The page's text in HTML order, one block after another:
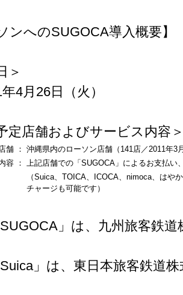
ンへのSUGOCA導入概要】
＞
4月26日（火）
定店舗およびサービス内容
舗 ： 沖縄県内のローソン店舗（141店／2011年3
容 ： 上記店舗での「SUGOCA」によるお支払い
（Suica、TOICA、ICOCA、nimoca、はや
チャージも可能です）
」は、九州旅客鉄道
」は、東日本旅客鉄道